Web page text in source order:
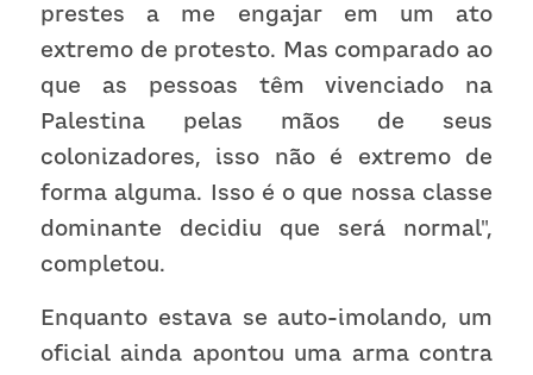
prestes a me engajar em um ato
extremo de protesto. Mas comparado ao
que as pessoas têm vivenciado na
Palestina pelas mãos de seus
colonizadores, isso não é extremo de
forma alguma. Isso é o que nossa classe
dominante decidiu que será normal",
completou.
Enquanto estava se auto-imolando, um
oficial ainda apontou uma arma contra